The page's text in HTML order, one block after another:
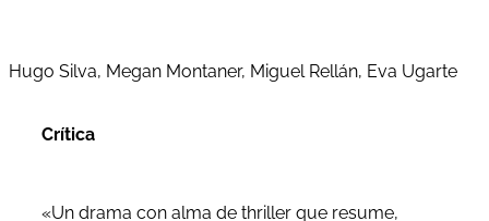
Hugo Silva, Megan Montaner, Miguel Rellán, Eva Ugarte
Crítica
«Un drama con alma de thriller que resume,